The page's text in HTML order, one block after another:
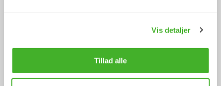
Vis detaljer
Tillad alle